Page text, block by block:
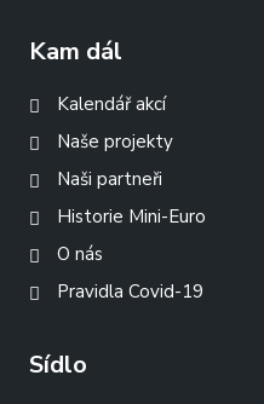
Kam dál
Kalendář akcí
Naše projekty
Naši partneři
Historie Mini-Euro
O nás
Pravidla Covid-19
Sídlo